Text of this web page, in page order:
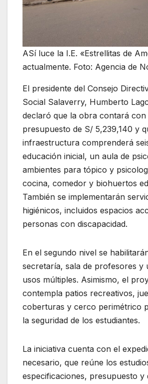
ASí luce la I.E. «Estrellitas de
actualmente. Foto: Agencia de
El presidente del Consejo
Social Salaverry, Humberto
declaró que la obra contará
presupuesto de S/ 5,239,140 y
infraestructura comprenderá
educación inicial, un aula de
ambientes para tópico y
cocina, comedor y biohuertos
También se implementarán
higiénicos, incluidos espacios
personas con discapacidad.
En el segundo nivel se
secretaría, sala de profesores y
usos múltiples. Asimismo, el
contempla patios recreativos,
coberturas y cerco perimétrico
la seguridad de los estudiantes.
La iniciativa cuenta con el
necesario, que reúne los
especificaciones, presupuesto y